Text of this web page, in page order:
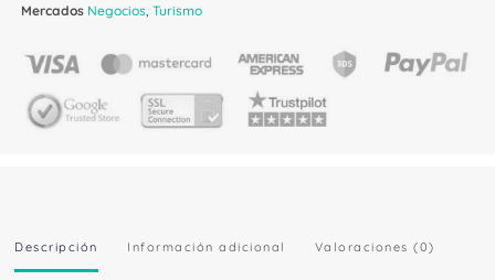
Mercados Negocios, Turismo
Descripción Información adicional Valoraciones (0)